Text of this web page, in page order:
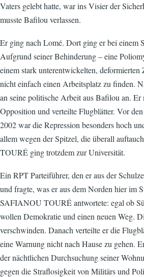
Vaters gelebt hatte, war ins Visier der
musste Bafilou verlassen.
Er ging nach Lomé. Dort ging er bei einem
Aufgrund seiner Behinderung – eine
einem stark unterentwickelten, deformierten
nicht einfach einen Arbeitsplatz zu finden.
an seine politische Arbeit aus Bafilou an. Er
Opposition und verteilte Flugblätter. Vor
2002 war die Repression besonders hoch
allem wegen der Spitzel, die überall
TOURÉ ging trotzdem zur Universität.
Ein RPT Parteiführer, den er aus der
und fragte, was er aus dem Norden hier im
SAFIANOU TOURÉ antwortete: egal ob
wollen Demokratie und einen neuen Weg.
verschwinden. Danach verteilte er die
eine Warnung nicht nach Hause zu gehen.
der nächtlichen Durchsuchung seiner
gegen die Straflosigkeit von Militärs und